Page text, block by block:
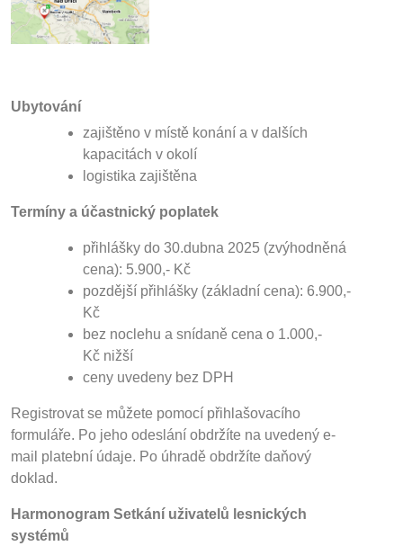
Ubytování
zajištěno v místě konání a v dalších
kapacitách v okolí
logistika zajištěna
Termíny a účastnický poplatek
přihlášky do 30.dubna 2025 (zvýhodněná
cena): 5.900,- Kč
pozdější přihlášky (základní cena): 6.900,-
Kč
bez noclehu a snídaně cena o 1.000,-
Kč nižší
ceny uvedeny bez DPH
Registrovat se můžete pomocí přihlašovacího
formuláře. Po jeho odeslání obdržíte na uvedený e-
mail platební údaje. Po úhradě obdržíte daňový
doklad.
Harmonogram Setkání uživatelů lesnických
systémů